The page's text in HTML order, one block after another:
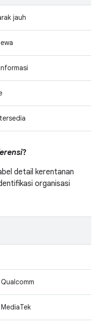
jauh
?
detail kerentanan
organisasi